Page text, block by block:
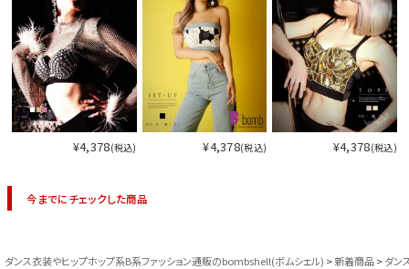
¥4,378(税込) ¥4,378(税込) ¥4,378(税込)
今までにチェックした商品
ダンス衣装やヒップホップ系B系ファッション通販のbombshell(ボムシェル) 新着商品
ダン